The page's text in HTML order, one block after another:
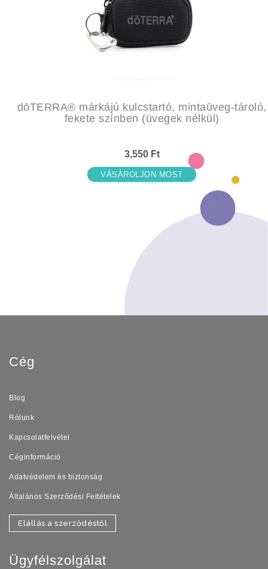
dōTERRA® márkájú kulcstartó, mintaüveg-tároló,
fekete színben (üvegek nélkül)
3,550 Ft
VÁSÁROLJON MOST
Cég
Blog
Rólunk
Kapcsolatfelvétel
Céginformáció
Adatvédelem és biztonság
Általános Szerződési Feltételek
Elállás a szerződéstől
Ügyfélszolgálat